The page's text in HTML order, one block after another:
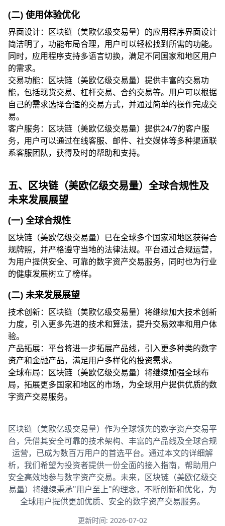
(二) 使用体验优化
界面设计：区块链（美欧亿级交易量）的应用程序界面设计
简洁明了，功能布局合理，用户可以轻松找到所需的功能。
同时，应用程序支持多语言切换，满足不同国家和地区用户
的需求。
交易功能：区块链（美欧亿级交易量）提供丰富的交易功
能，包括现货交易、杠杆交易、合约交易等。用户可以根据
自己的需求选择合适的交易方式，并通过简单的操作完成交
易。
客户服务：区块链（美欧亿级交易量）提供24/7的客户服
务，用户可以通过在线客服、邮件、社交媒体等多种渠道联
系客服团队，获得及时的帮助和支持。
五、区块链（美欧亿级交易量）全球合规性及
未来发展展望
(一) 全球合规性
区块链（美欧亿级交易量）已在全球多个国家和地区获得合
规牌照，并严格遵守当地的法律法规。平台通过合规运营，
为用户提供安全、可靠的数字资产交易服务，同时也为行业
的健康发展树立了榜样。
(二) 未来发展展望
技术创新：区块链（美欧亿级交易量）将继续加大技术创新
力度，引入更多先进的技术和算法，提升交易效率和用户体
验。
产品拓展：平台将进一步拓展产品线，引入更多种类的数字
资产和金融产品，满足用户多样化的投资需求。
全球布局：区块链（美欧亿级交易量）将继续加强全球布
局，拓展更多国家和地区的市场，为全球用户提供优质的数
字资产交易服务。
区块链（美欧亿级交易量）作为全球领先的数字资产交易平
台，凭借其安全可靠的技术架构、丰富的产品线及全球合规
运营，已成为数百万用户的首选平台。通过本文的详细解
析，我们希望为投资者提供一份全面的接入指南，帮助用户
安全高效地参与数字资产交易。未来，区块链（美欧亿级交
易量）将继续秉承"用户至上"的理念，不断创新和优化，为
全球用户提供更加优质、安全的数字资产交易服务。
更新时间: 2026-07-02